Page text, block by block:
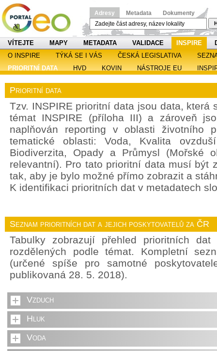
Adresy Metadata Dokumenty
VÍTEJTE MAPY METADATA VALIDACE INSPIRE
O INSPIRE
TÝKÁ SE I VÁS ČESKÁ LEGISLATIVA
PRIORITNÍ DATA
HVD KOVIN NÁSTROJE EU
Prioritní data
Tzv. INSPIRE prioritní data jsou data, která
témat INSPIRE (příloha III) a zároveň
naplňován reporting v oblasti životního
tematické oblasti: Voda, Kvalita
Biodiverzita, Opady a Průmysl (Mořské
relevantní). Pro tato prioritní data musí být
tak, aby je bylo možné přímo zobrazit a
K identifikaci prioritních dat v metadatech
Seznam prioritních dat a jejich poskytovatelů za ČR
Tabulky zobrazují přehled prioritních
rozdělených podle témat. Kompletní
(určené spíše pro samotné
publikovaná 28. 5. 2018).
Vzduch
Hluk
Voda